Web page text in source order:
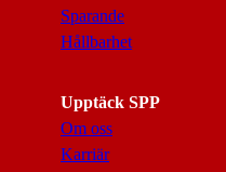
Sparande
Hållbarhet
Upptäck SPP
Om oss
Karriär